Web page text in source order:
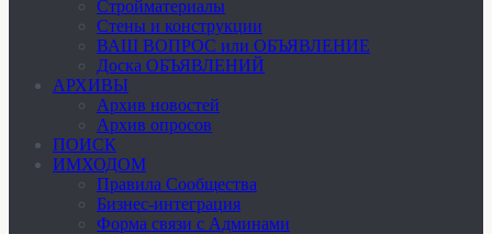
Стройматериалы
Стены и конструкции
ВАШ ВОПРОС или ОБЪЯВЛЕНИЕ
Доска ОБЪЯВЛЕНИЙ
АРХИВЫ
Архив новостей
Архив опросов
ПОИСК
ИМХОДОМ
Правила Сообщества
Бизнес-интеграция
Форма связи с Админами